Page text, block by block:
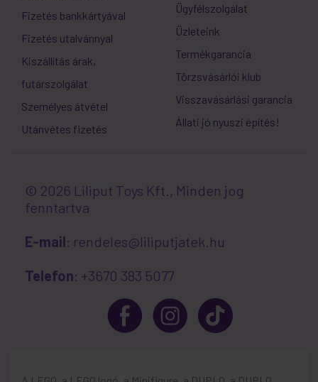
Fizetés bankkártyával
Fizetés utalvánnyal
Kiszállítás árak,
futárszolgálat
Személyes átvétel
Utánvétes fizetés
Ügyfélszolgálat
Üzleteink
Termékgarancia
Törzsvásárlói klub
Visszavásárlási garancia
Állati jó nyuszi építés!
© 2026 Liliput Toys Kft., Minden jog
fenntartva
E-mail: rendeles@liliputjatek.hu
Telefon: +3670 383 5077